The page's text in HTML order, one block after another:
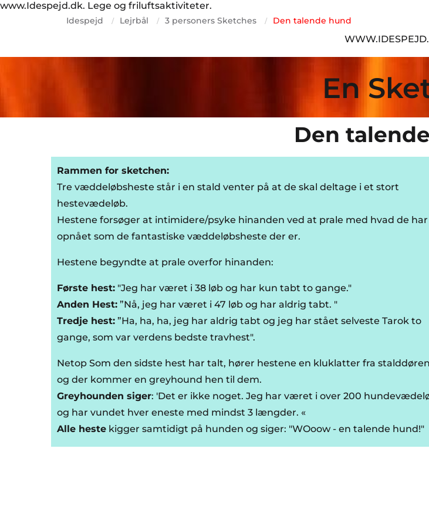
www.Idespejd.dk. Lege og friluftsaktiviteter.
Idespejd / Lejrbål / 3 personers Sketches / Den talende hund
En
Den
Rammen for sketchen:
Tre væddeløbsheste står i en stald venter på at de skal deltage i et stort
hestevædeløb.
Hestene forsøger at intimidere/psyke hinanden ved at prale med hvad de har
opnået som de fantastiske væddeløbsheste der er.
Hestene begyndte at prale overfor hinanden:
Første hest: "Jeg har været i 38 løb og har kun tabt to gange."
Anden Hest: ”Nå, jeg har været i 47 løb og har aldrig tabt. "
Tredje hest: ”Ha, ha, ha, jeg har aldrig tabt og jeg har stået selveste Tarok to
gange, som var verdens bedste travhest".
Netop Som den sidste hest har talt, hører hestene en kluklatter fra
og der kommer en greyhound hen til dem.
Greyhounden siger: 'Det er ikke noget. Jeg har været i over 200
og har vundet hver eneste med mindst 3 længder. «
Alle heste kigger samtidigt på hunden og siger: "WOoow - en talende hund!"